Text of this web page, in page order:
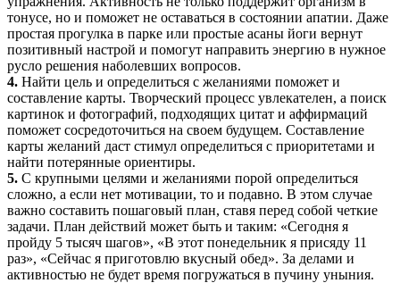
тонусе, но и поможет не оставаться в состоянии апатии. Даже
простая прогулка в парке или простые асаны йоги вернут
позитивный настрой и помогут направить энергию в нужное
русло решения наболевших вопросов.
4. Найти цель и определиться с желаниями поможет и
составление карты. Творческий процесс увлекателен, а поиск
картинок и фотографий, подходящих цитат и аффирмаций
поможет сосредоточиться на своем будущем. Составление
карты желаний даст стимул определиться с приоритетами и
найти потерянные ориентиры.
5. С крупными целями и желаниями порой определиться
сложно, а если нет мотивации, то и подавно. В этом случае
важно составить пошаговый план, ставя перед собой четкие
задачи. План действий может быть и таким: «Сегодня я
пройду 5 тысяч шагов», «В этот понедельник я присяду 11
раз», «Сейчас я приготовлю вкусный обед». За делами и
активностью не будет время погружаться в пучину уныния.